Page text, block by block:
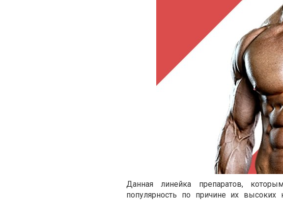
Данная линейка препаратов,
популярность по причине их